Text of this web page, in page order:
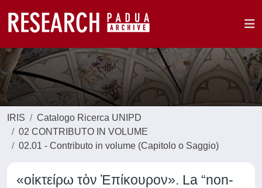
IRIS
Catalogo Ricerca UNIPD
02 CONTRIBUTO IN VOLUME
02.01 - Contributo in volume (Capitolo o Saggio)
«οἰκτείρω τὸν Ἐπίκουρον». La “non-